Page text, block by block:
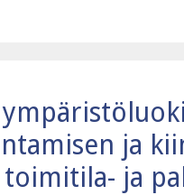
ja
ja